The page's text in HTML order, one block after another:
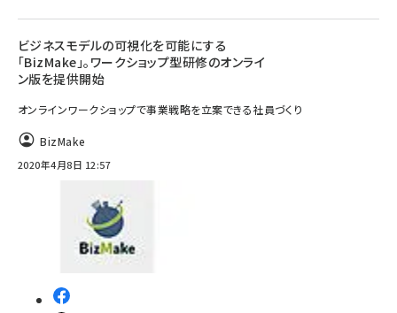
ビジネスモデルの可視化を可能にする
「BizMake」。ワークショップ型研修のオンライ
ン版を提供開始
オンラインワークショップで事業戦略を立案できる社員づくり
BizMake
2020年4月8日 12:57